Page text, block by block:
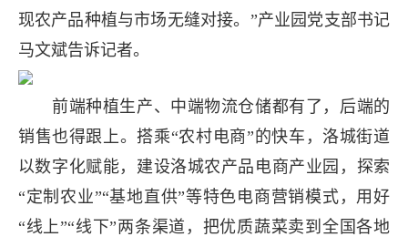
现农产品种植与市场无缝对接。”产业园党支部书记
马文斌告诉记者。
前端种植生产、中端物流仓储都有了，后端的
销售也得跟上。搭乘“农村电商”的快车，洛城街道
以数字化赋能，建设洛城农产品电商产业园，探索
“定制农业”“基地直供”等特色电商营销模式，用好
“线上”“线下”两条渠道，把优质蔬菜卖到全国各地